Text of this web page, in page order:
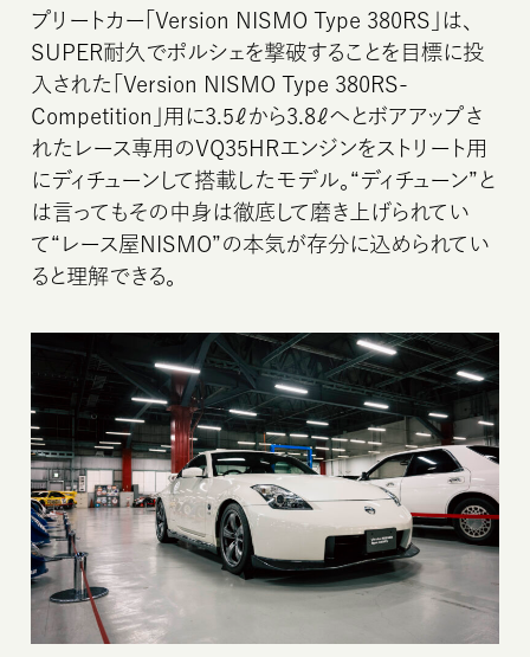
プリートカー「Version NISMO Type 380RS」は、
SUPER耐久でポルシェを撃破することを目標に投
入された「Version NISMO Type 380RS-
Competition」用に3.5ℓから3.8ℓへとボアアップさ
れたレース専用のVQ35HRエンジンをストリート用
にディチューンして搭載したモデル。“ディチューン”と
は言ってもその中身は徹底して磨き上げられてい
て“レース屋NISMO”の本気が存分に込められてい
ると理解できる。